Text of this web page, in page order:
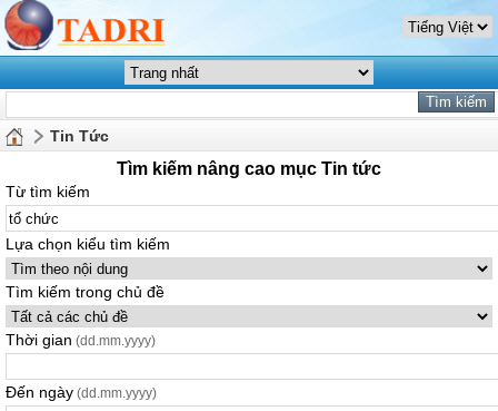
Tin Tức
Tìm kiếm nâng cao mục Tin tức
Từ tìm kiếm
Lựa chọn kiểu tìm kiếm
Tìm kiếm trong chủ đề
Thời gian (dd.mm.yyyy)
Đến ngày (dd.mm.yyyy)